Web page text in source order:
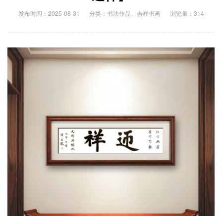
发布时间：2025-08-31 分类： 书法作品 吉祥书画 浏览量：314